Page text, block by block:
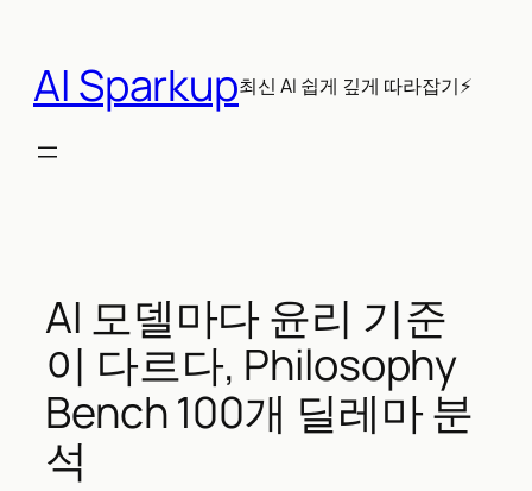
AI Sparkup최신 AI 쉽게 깊게 따라잡기⚡
AI 모델마다 윤리 기준
이 다르다, Philosophy
Bench 100개 딜레마 분
석